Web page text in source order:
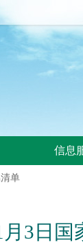
信息
单
月3日